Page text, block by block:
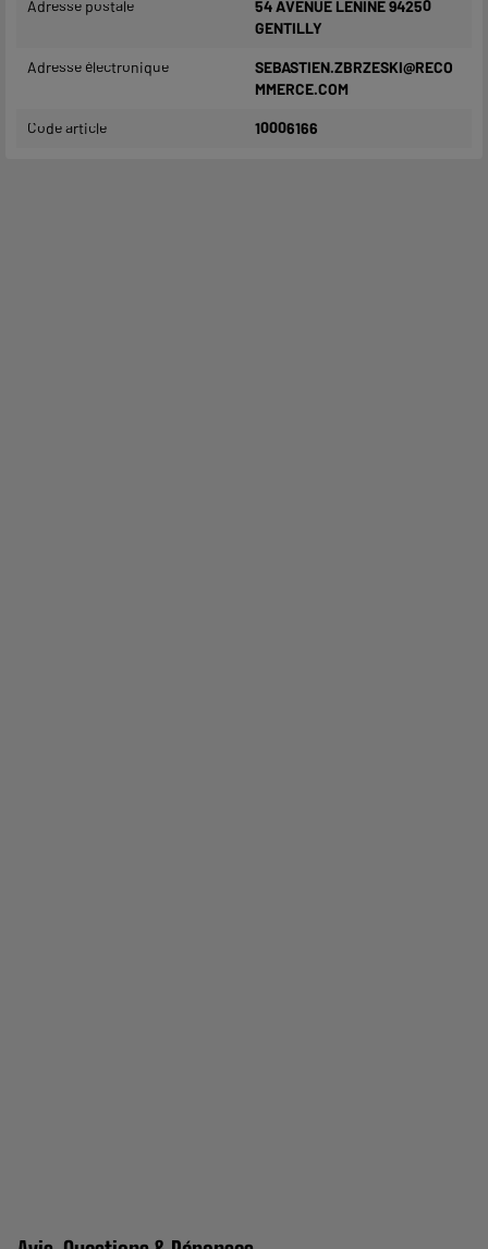
Adresse postale
54 AVENUE LENINE 94250
GENTILLY
Adresse électronique
SEBASTIEN.ZBRZESKI@RECO
MMERCE.COM
Code article 10006166